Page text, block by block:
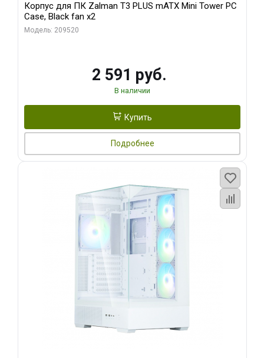
Корпус для ПК Zalman T3 PLUS mATX Mini Tower PC
Case, Black fan x2
Модель: 209520
2 591 руб.
В наличии
Купить
Подробнее